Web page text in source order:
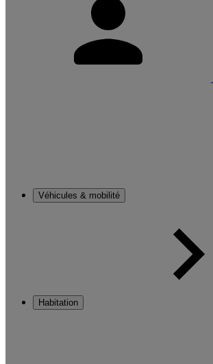
Véhicules & mobilité
Habitation